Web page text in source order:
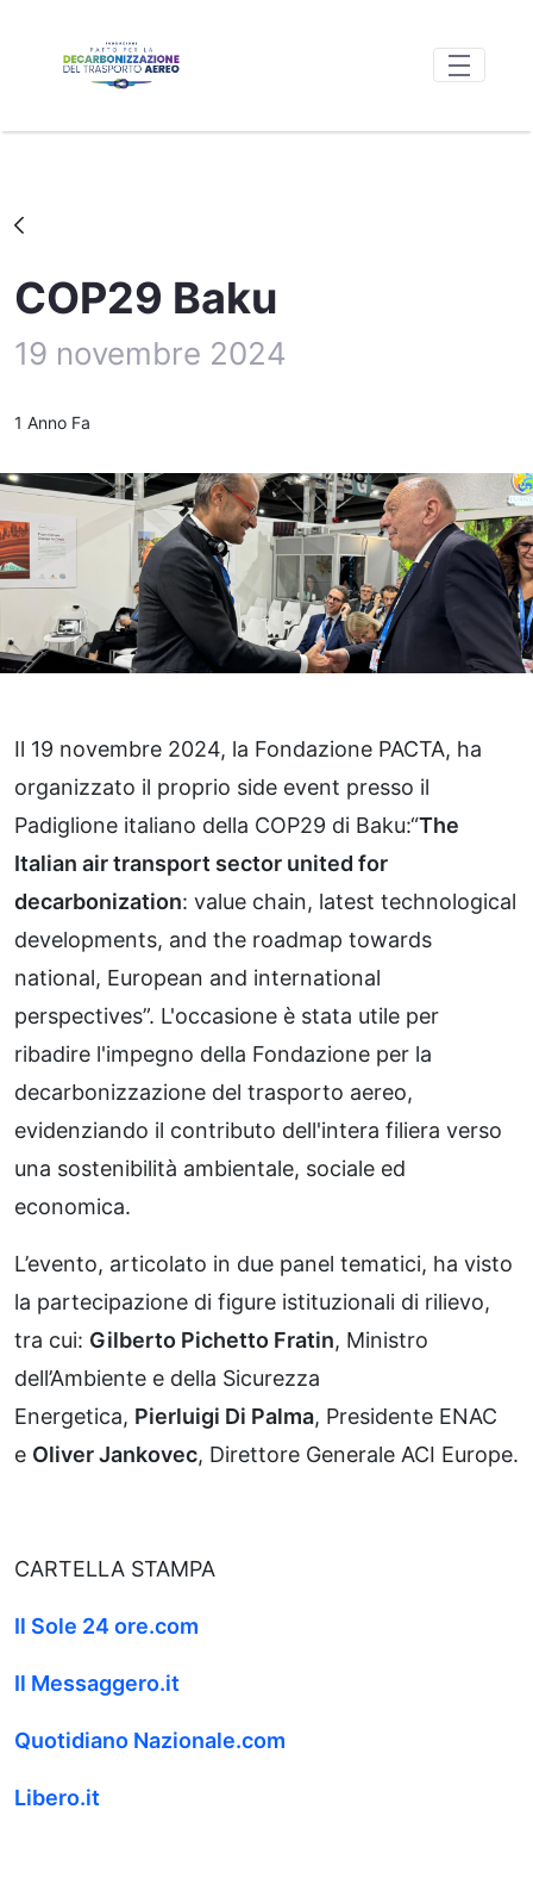
COP29 Baku
19 novembre 2024
Data di Pubblicazione
1 Anno Fa
Il 19 novembre 2024, la Fondazione PACTA, ha
organizzato il proprio side event presso il
Padiglione italiano della COP29 di Baku:“The
Italian air transport sector united for
decarbonization: value chain, latest technological
developments, and the roadmap towards
national, European and international
perspectives”. L'occasione è stata utile per
ribadire l'impegno della Fondazione per la
decarbonizzazione del trasporto aereo,
evidenziando il contributo dell'intera filiera verso
una sostenibilità ambientale, sociale ed
economica.
L’evento, articolato in due panel tematici, ha visto
la partecipazione di figure istituzionali di rilievo,
tra cui: Gilberto Pichetto Fratin, Ministro
dell’Ambiente e della Sicurezza
Energetica, Pierluigi Di Palma, Presidente ENAC
e Oliver Jankovec, Direttore Generale ACI Europe.
CARTELLA STAMPA
Il Sole 24 ore.com
Il Messaggero.it
Quotidiano Nazionale.com
Libero.it